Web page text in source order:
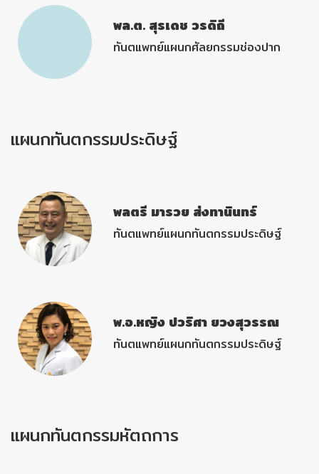
พล.ต. สุรเดช วรดิถี
ทันตแพทย์แผนกศัลยกรรมช่องปาก
แผนกทันตกรรมประดิษฐ์
พลตรี มารวย ส่งทานินทร์
ทันตแพทย์แผนกทันตกรรมประดิษฐ์
พ.อ.หญิง ปวริศา ยวงสุวรรณ
ทันตแพทย์แผนกทันตกรรมประดิษฐ์
แผนกทันตกรรมหัตถการ